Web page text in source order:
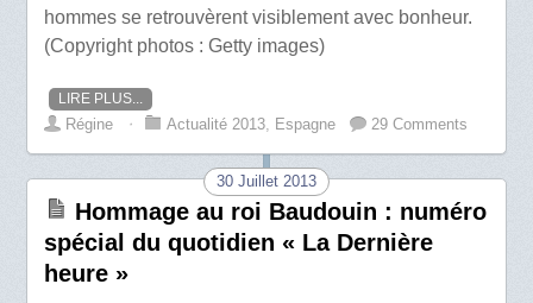
hommes se retrouvèrent visiblement avec bonheur.
(Copyright photos : Getty images)
LIRE PLUS...
Régine ⋅ Actualité 2013, Espagne 29 Comments
30 Juillet 2013
Hommage au roi Baudouin : numéro
spécial du quotidien « La Dernière
heure »